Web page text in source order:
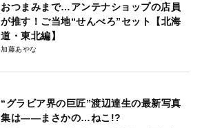
おつまみまで…アンテナショップの店員
が推す！ご当地“せんべろ”セット【北海
道・東北編】
加藤あやな
“グラビア界の巨匠”渡辺達生の最新写真
集は――まさかの…ねこ!?